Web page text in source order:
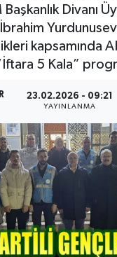
Divanı
kapsamında
5 Kala”
23.02.2026 - 09:21
YAYINLANMA